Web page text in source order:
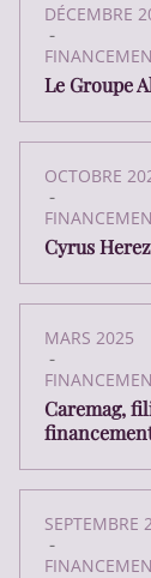
DÉCEMBRE
-
Le Groupe
OCTOBRE
-
Cyrus
MARS 2025
-
Caremag,
SEPTEMBRE
-